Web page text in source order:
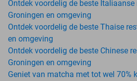
Ontdek voordelig de beste
Groningen en omgeving
Ontdek voordelig de beste Thaise
en omgeving
Ontdek voordelig de beste Chinese
Groningen en omgeving
Geniet van matcha met tot wel 70%